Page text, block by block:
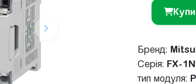
Бренд:
Серія: FX-1N
тип модуля: